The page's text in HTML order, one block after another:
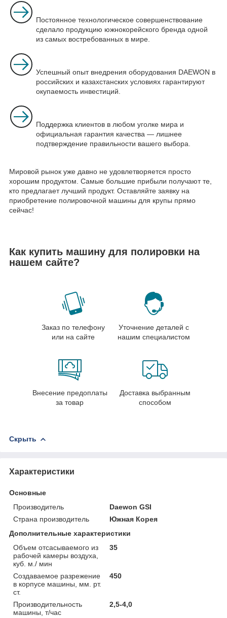
Постоянное технологическое совершенствование
сделало продукцию южнокорейского бренда одной
из самых востребованных в мире.
Успешный опыт внедрения оборудования DAEWON в
российских и казахстанских условиях гарантируют
окупаемость инвестиций.
Поддержка клиентов в любом уголке мира и
официальная гарантия качества — лишнее
подтверждение правильности вашего выбора.
Мировой рынок уже давно не удовлетворяется просто
хорошим продуктом. Самые большие прибыли получают те,
кто предлагает лучший продукт. Оставляйте заявку на
приобретение полировочной машины для крупы прямо
сейчас!
Как купить машину для полировки на
нашем сайте?
Заказ по телефону
или на сайте
Уточнение деталей с
нашим специалистом
Внесение предоплаты
за товар
Доставка выбранным
способом
Скрыть
Характеристики
Основные
Производитель
Daewon GSI
Страна производитель
Южная Корея
Дополнительные характеристики
Объем отсасываемого из
рабочей камеры воздуха,
куб. м./ мин
35
Создаваемое разрежение
в корпусе машины, мм. рт.
ст.
450
Производительность
машины, т/час
2,5-4,0